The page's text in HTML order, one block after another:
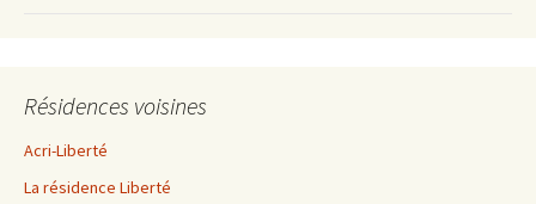
Résidences voisines
Acri-Liberté
La résidence Liberté